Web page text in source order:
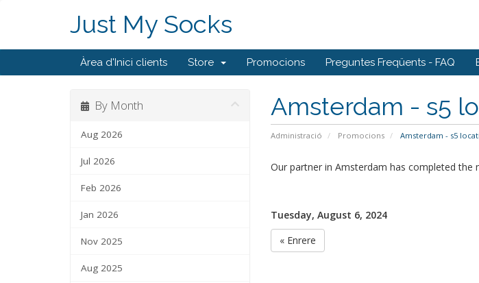
Just My Socks
Àrea d'Inici clients Store Promocions Preguntes Freqüents - FAQ
Amsterdam - s5
Administració Promocions Amsterdam - s5
By Month
Aug 2026
Jul 2026
Feb 2026
Jan 2026
Nov 2025
Aug 2025
Our partner in Amsterdam has completed
Tuesday, August 6, 2024
« Enrere